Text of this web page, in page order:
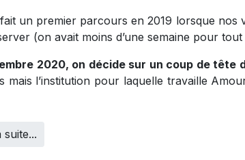
fait un premier parcours en 2019 lorsque
(on avait moins d’une semaine pour
2020, on décide sur un coup de tête
mais l’institution pour laquelle travaille
suite...